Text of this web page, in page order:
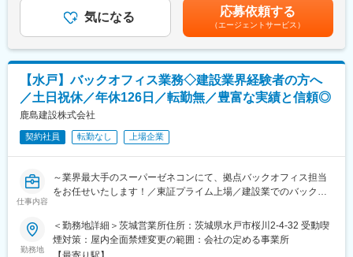
変更の範囲：会社の定める業務
・建設現場事務所・宿舎設置
・近隣渉外対応（状況調査、近隣説明資料作成、個別訪問 等）
・経理精算対応
・工事契約内容の確認業務
・工事費他の支払、決算業務
■募集背景：
◇こんな方にお勧めです◇
・資格を生かして事務業務にチャレンジしていきたい方
ません。■昇給：年1回■賞与：年2回（6月・12月）賃金はあくま
でも目安の金額であり、選考を通じて上下する可能性がありま
す。月給(月額)は固定手当を含めた表記です。
気になる 応募依頼する
（エージェントサービス）
【水戸】バックオフィス業務◇建設業界経験者の方へ
／土日祝休／年休126日／転勤無／豊富な実績と信頼◎
鹿島建設株式会社
契約社員 転勤なし 上場企業
仕事内容
～業界最大手のスーパーゼネコンにて、拠点バックオフィス担当
をお任せいたします！／東証プライム上場／建設業でのバックオ
【変更の範囲：会社の定める業務】
勤務地
＜勤務地詳細＞茨城営業所住所：茨城県水戸市桜川2-4-32 受動喫
煙対策：屋内全面禁煙変更の範囲：会社の定める事業所